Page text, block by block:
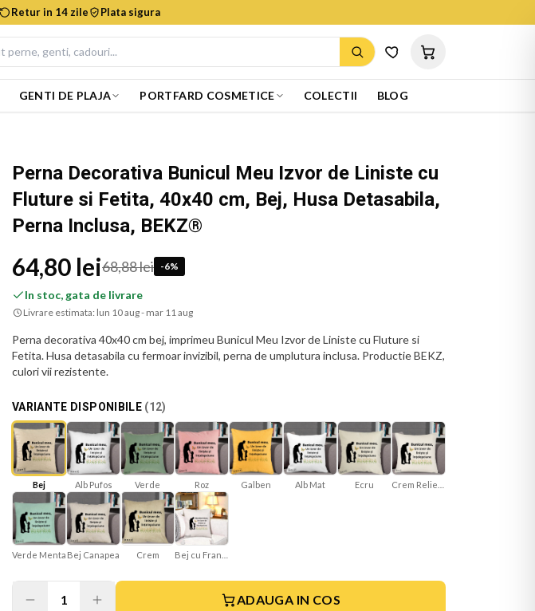
Retur in 14 zile Plata sigura
GENTI DE PLAJA PORTFARD COSMETICE COLECTII BLOG
Perna Decorativa Bunicul Meu Izvor de Liniste cu
Fluture si Fetita, 40x40 cm, Bej, Husa Detasabila,
Perna Inclusa, BEKZ®
64,80 lei68,88 lei -6%
In stoc, gata de livrare
Livrare estimata: lun 10 aug - mar 11 aug
Perna decorativa 40x40 cm bej, imprimeu Bunicul Meu Izvor de Liniste cu Fluture si
Fetita. Husa detasabila cu fermoar invizibil, perna de umplutura inclusa. Productie BEKZ,
culori vii rezistente.
VARIANTE DISPONIBILE (12)
Bej Alb Pufos Verde Roz Galben Alb Mat Ecru
Verde Menta Bej Canapea Crem
1 ADAUGA IN COS